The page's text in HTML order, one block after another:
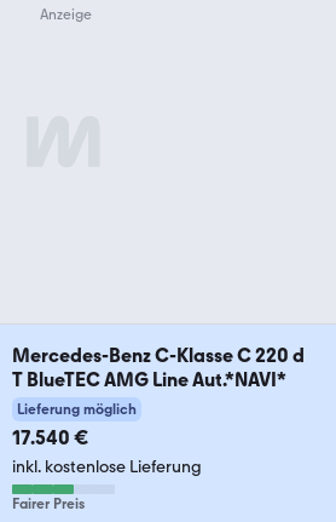
Mercedes-Benz C-Klasse C 220 d
T BlueTEC AMG Line Aut.*NAVI*
Lieferung möglich
17.540 €
inkl. kostenlose Lieferung
Fairer Preis